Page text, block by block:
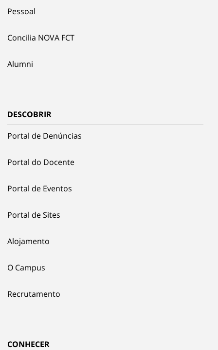
Pessoal
Concilia NOVA FCT
Alumni
DESCOBRIR
Portal de Denúncias
Portal do Docente
Portal de Eventos
Portal de Sites
Alojamento
O Campus
Recrutamento
CONHECER